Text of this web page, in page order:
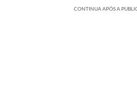
CONTINUA APÓS A